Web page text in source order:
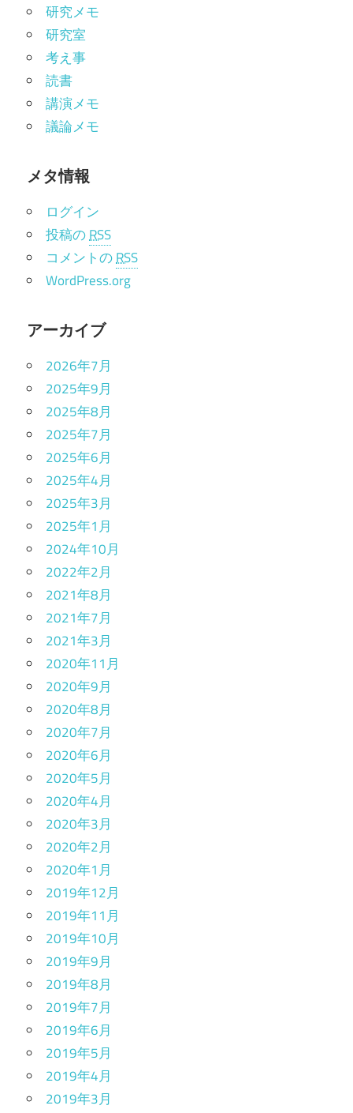
研究メモ
研究室
考え事
読書
講演メモ
議論メモ
メタ情報
ログイン
投稿のRSS
コメントのRSS
WordPress.org
アーカイブ
2026年7月
2025年9月
2025年8月
2025年7月
2025年6月
2025年4月
2025年3月
2025年1月
2024年10月
2022年2月
2021年8月
2021年7月
2021年3月
2020年11月
2020年9月
2020年8月
2020年7月
2020年6月
2020年5月
2020年4月
2020年3月
2020年2月
2020年1月
2019年12月
2019年11月
2019年10月
2019年9月
2019年8月
2019年7月
2019年6月
2019年5月
2019年4月
2019年3月